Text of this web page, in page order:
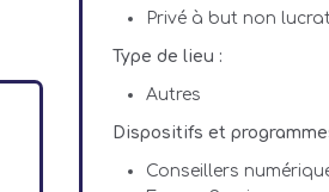
Privé à but non
Type de lieu :
Autres
Dispositifs et
Conseillers